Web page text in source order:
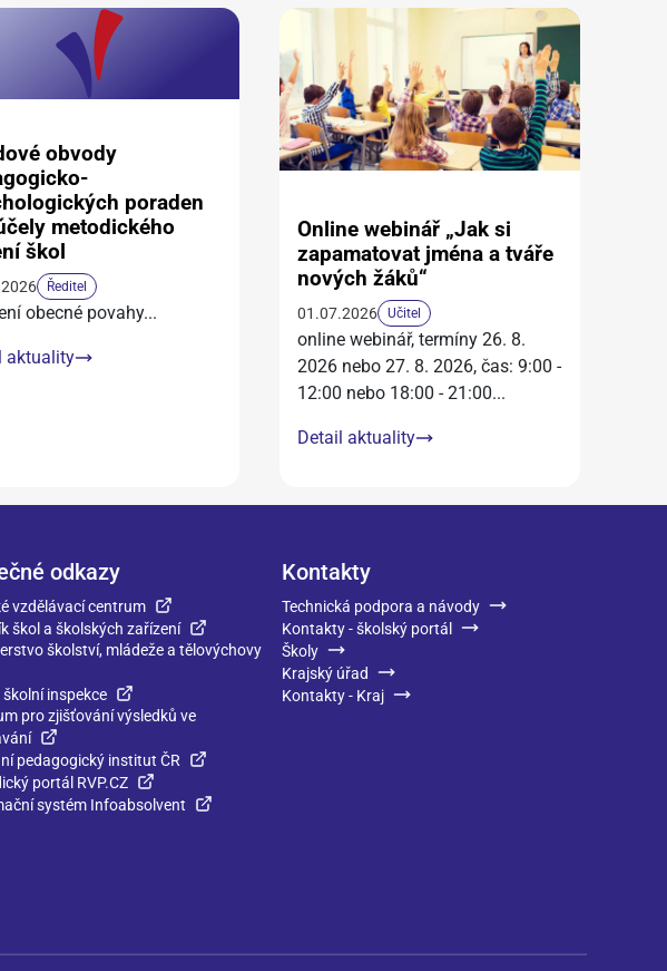
obvody
poraden
metodického
škol
Ředitel
obecné povahy...
aktuality
Online webinář „Jak si
zapamatovat jména a tváře
nových žáků“
01.07.2026 Učitel
online webinář, termíny 26. 8.
2026 nebo 27. 8. 2026, čas: 9:00 -
12:00 nebo 18:00 - 21:00...
Detail aktuality
odkazy
vzdělávací centrum
škol a školských zařízení
školství, mládeže a tělovýchovy
školní inspekce
pro zjišťování výsledků ve
pedagogický institut ČR
portál RVP.CZ
systém Infoabsolvent
Kontakty
Technická podpora a návody
Kontakty - školský portál
Školy
Krajský úřad
Kontakty - Kraj